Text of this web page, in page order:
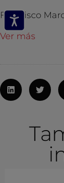
Francisco
Ver más